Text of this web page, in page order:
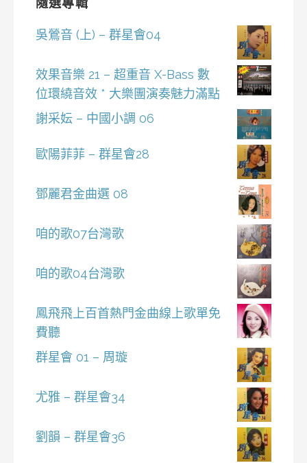
隨選專輯
吳鶯音 (上) – 群星會04
效果音樂 21 – 超重音 X-Bass 數
位環繞音效 * 大樂團演奏魅力滿點
謝采妘 – 中國小調 06
歐陽菲菲 – 群星會28
鄧麗君金曲選 08
咱的歌07台灣歌
咱的歌04台灣歌
鳳飛飛上百首熱門金曲線上歌單免
費聽
群星會 01 – 周璇
尤雅 – 群星會34
劉韻 – 群星會36